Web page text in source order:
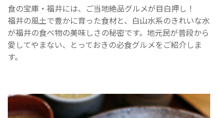
食の宝庫・福井には、ご当地絶品グルメが目白押し！
福井の風土で豊かに育った食材と、白山水系のきれいな水
が福井の食べ物の美味しさの秘密です。地元民が普段から
愛してやまない、とっておきの必食グルメをご紹介しま
す。